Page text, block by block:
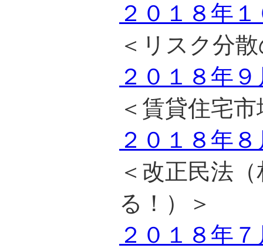
２０１８年
＜リスク分
２０１８年
＜賃貸住宅
２０１８年
＜改正民法
る！）＞
２０１８年